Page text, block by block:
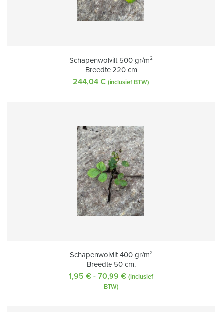
Schapenwolvilt 500 gr/m²
Breedte 220 cm
244,04 € (inclusief BTW)
Schapenwolvilt 400 gr/m²
Breedte 50 cm.
1,95 € - 70,99 € Prijsklasse:
(inclusief
BTW)